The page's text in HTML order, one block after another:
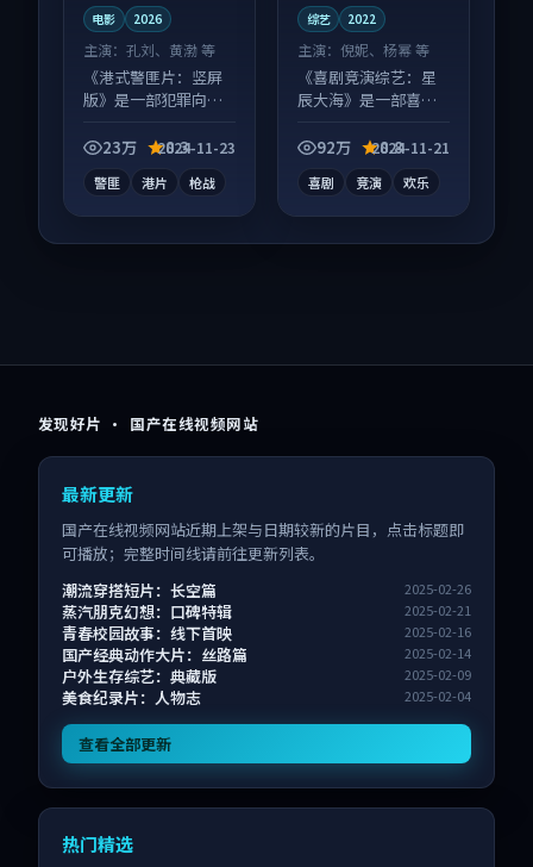
电影 2026
主演： 孔刘、黄渤 等
《港式警匪片：竖屏
版》是一部犯罪向电
高，适合配弹幕观
23万 8.3
2024-11-23
警匪 港片 枪战
综艺 2022
主演：倪妮、杨幂 等
《喜剧竞演综艺：星
辰大海》是一部喜剧
蛋别错过，字幕区常
92万 8.8
2024-11-21
喜剧 竞演 欢乐
发现好片 · 国产在线视频网站
最新更新
国产在线视频网站近期上架与日期较新的片目，点击标题即
可播放；完整时间线请前往更新列表。
潮流穿搭短片：长空篇
2025-02-26
蒸汽朋克幻想：口碑特辑 2025-02-21
青春校园故事：线下首映 2025-02-16
国产经典动作大片：丝路篇 2025-02-14
户外生存综艺：典藏版 2025-02-09
美食纪录片：人物志 2025-02-04
查看全部更新
热门精选